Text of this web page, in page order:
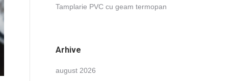
Tamplarie PVC cu geam termopan
Arhive
august 2026